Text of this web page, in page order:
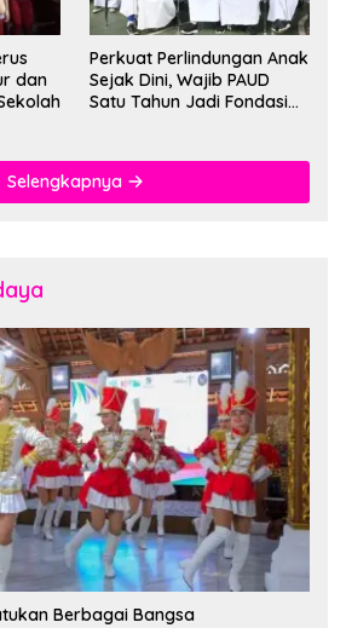
dan
Perkuat Perlindungan Anak
Sejak Dini, Wajib PAUD
Satu Tahun Jadi Fondasi
Selengkapnya
Berbagai Bangsa